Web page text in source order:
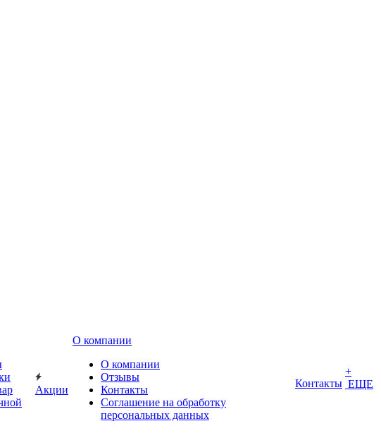
Акции
О компании
О компании
Отзывы
Контакты
Соглашение на обработку
персональных данных
Контакты
+
ЕЩЕ